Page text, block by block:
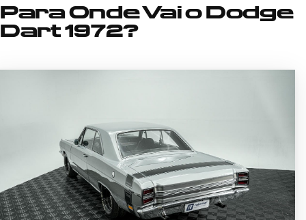
Para Onde Vai oDodge
Dart 1972?